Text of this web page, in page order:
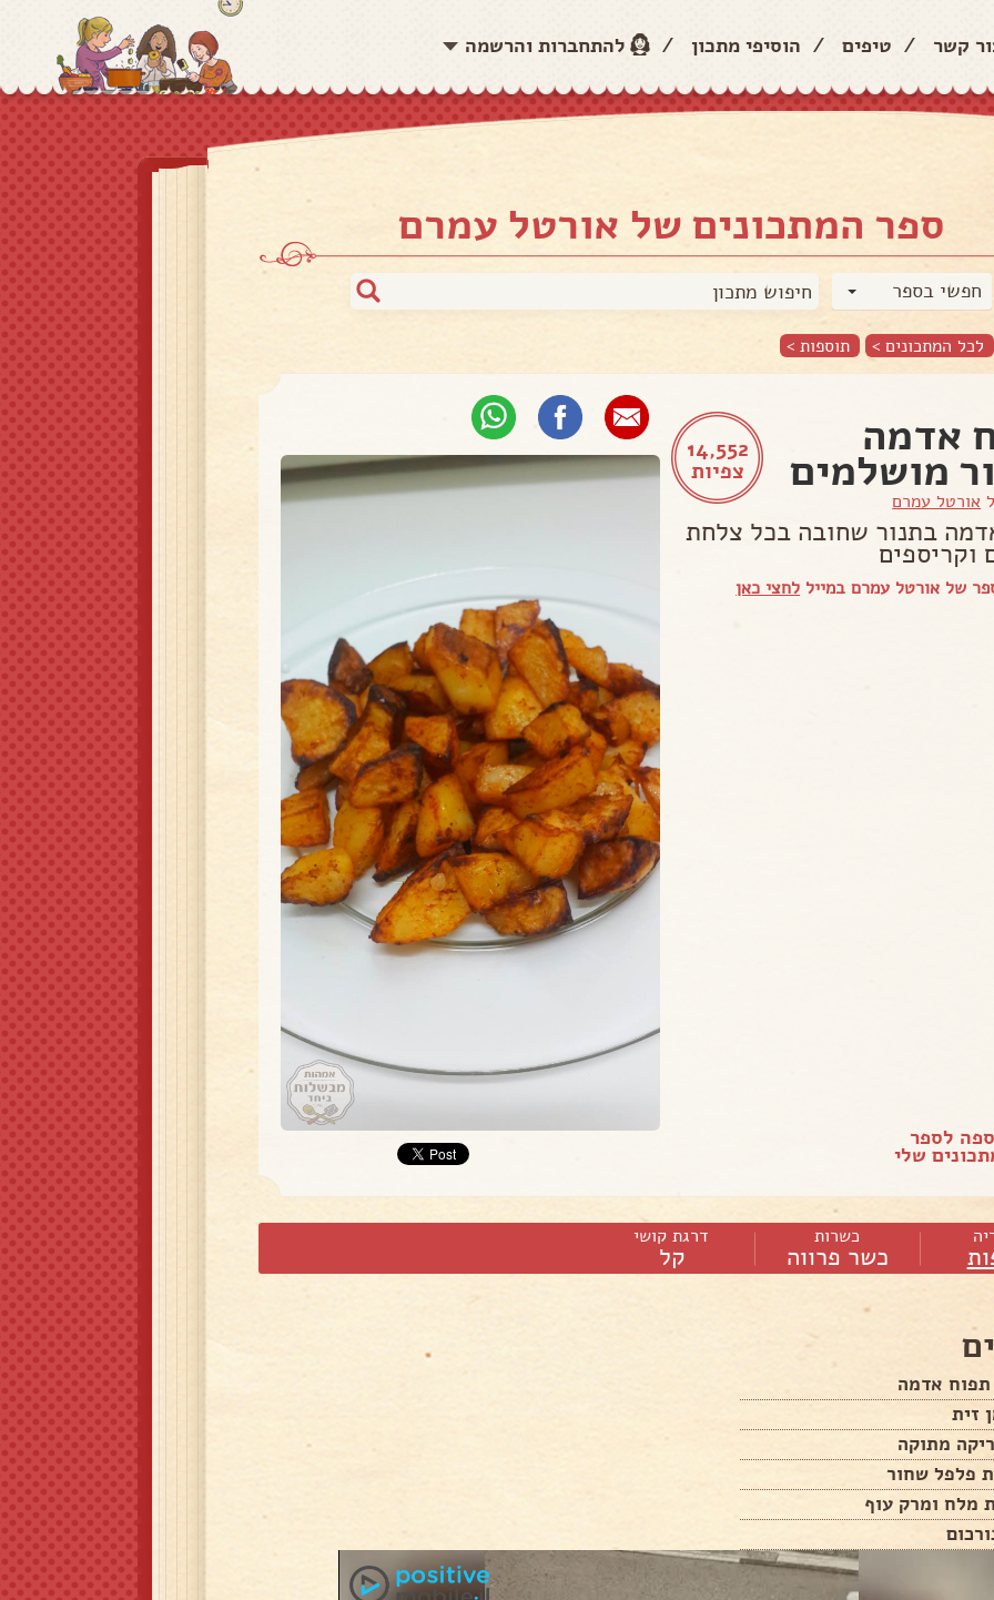
קשר / טיפים / הוסיפי מתכון / להתחברות והרשמה
ספר המתכונים של אורטל עמרם
חפשי בספר
לכל המתכונים > תוספות >
14,552
צפיות
אדמה
מושלמים
אורטל עמרם
בתנור שחובה בכל צלחת
וקריספים
של אורטל עמרם במייל לחצי כאן
לספר
שלי
כשרות
כשר פרווה
דרגת קושי
קל
פלפל שחור
מלח ומרק עוף